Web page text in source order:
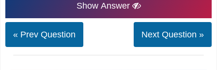
Show Answer
« Prev Question Next Question »